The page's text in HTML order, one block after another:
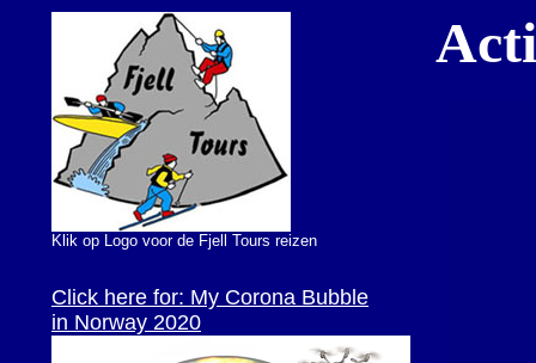
Klik op Logo voor de Fjell Tours reizen
Click here for: My Corona Bubble
in Norway 2020